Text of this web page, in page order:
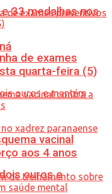
33 medalhas nos
ouros e
de exames
quarta-feira (5)
vacinal
aos 4 anos